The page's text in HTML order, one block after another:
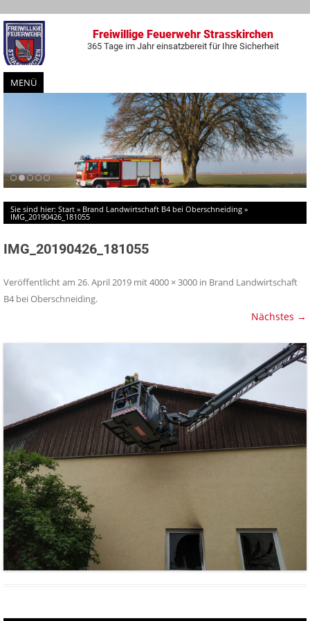
Freiwillige Feuerwehr Strasskirchen
365 Tage im Jahr einsatzbereit für Ihre Sicherheit
MENÜ
Zum
Inhalt
springen
Sie sind hier: Start » Brand Landwirtschaft B4 bei Oberschneiding »
IMG_20190426_181055
IMG_20190426_181055
Veröffentlicht am 26. April 2019 mit4000 × 3000 in Brand Landwirtschaft
B4 bei Oberschneiding.
Nächstes →